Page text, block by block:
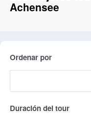
Achensee
Ordenar por
Duración del tour